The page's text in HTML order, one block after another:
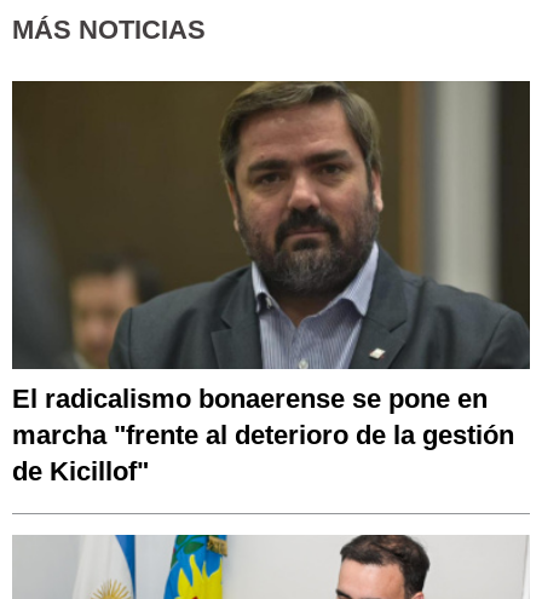
MÁS NOTICIAS
El radicalismo bonaerense se pone en
marcha "frente al deterioro de la gestión
de Kicillof"